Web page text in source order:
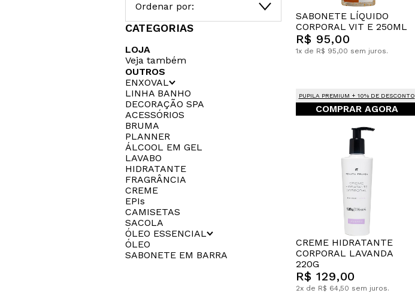
Ordenar por:
CATEGORIAS
LOJA
Veja também
OUTROS
ENXOVAL
LINHA BANHO
DECORAÇÃO SPA
ACESSÓRIOS
BRUMA
PLANNER
ÁLCOOL EM GEL
LAVABO
HIDRATANTE
FRAGRÂNCIA
CREME
EPIs
CAMISETAS
SACOLA
ÓLEO ESSENCIAL
ÓLEO
SABONETE EM BARRA
SABONETE LÍQUIDO
CORPORAL VIT E 250ML
R$ 95,00
1x de R$ 95,00 sem juros.
PUPILA PREMIUM + 10% DE DESCONTO
COMPRAR AGORA
CREME HIDRATANTE
CORPORAL LAVANDA
220G
R$ 129,00
2x de R$ 64,50 sem juros.